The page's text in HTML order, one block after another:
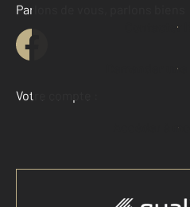
Contacter
Demander
Parlons de vous, parlons biens
Votre compte :
Accéder à